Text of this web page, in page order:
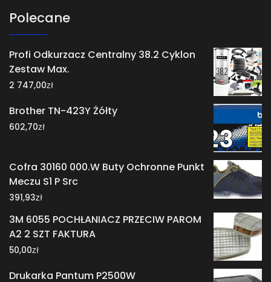
Polecane
Profi Odkurzacz Centralny 38.2 Cyklon
Zestaw Max.
2 747,00zł
Brother TN-423Y Żółty
602,70zł
Cofra 30160 000.W Buty Ochronne Punkt
Meczu S1 P Src
391,93zł
3M 6055 POCHŁANIACZ PRZECIW PAROM
A2 2 SZT FAKTURA
50,00zł
Drukarka Pantum P2500W